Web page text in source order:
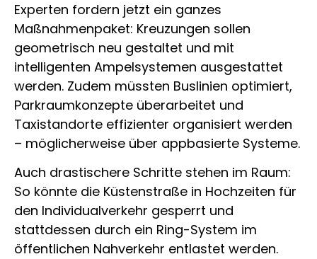
Experten fordern jetzt ein ganzes
Maßnahmenpaket: Kreuzungen sollen
geometrisch neu gestaltet und mit
intelligenten Ampelsystemen ausgestattet
werden. Zudem müssten Buslinien optimiert,
Parkraumkonzepte überarbeitet und
Taxistandorte effizienter organisiert werden
– möglicherweise über appbasierte Systeme.
Auch drastischere Schritte stehen im Raum:
So könnte die Küstenstraße in Hochzeiten für
den Individualverkehr gesperrt und
stattdessen durch ein Ring-System im
öffentlichen Nahverkehr entlastet werden.